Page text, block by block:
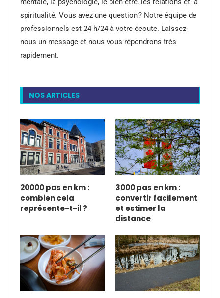
mentale, la psychologie, le bien-être, les relations et la
spiritualité. Vous avez une question ? Notre équipe de
professionnels est 24 h/24 à votre écoute. Laissez-
nous un message et nous vous répondrons très
rapidement.
NOS ARTICLES
20000 pas en km :
combien cela
représente-t-il ?
3000 pas en km :
convertir facilement
et estimer la
distance